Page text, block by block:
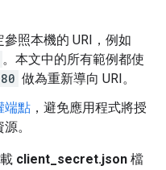
照本機的 URI，例如
。本文中的所有範例都使
做為重新導向 URI。
端點 ，避免應用程式將授
。
client_secret.json 檔